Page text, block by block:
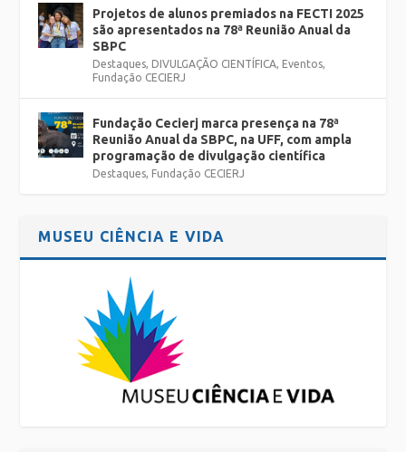
Projetos de alunos premiados na FECTI 2025
são apresentados na 78ª Reunião Anual da
SBPC
Destaques, DIVULGAÇÃO CIENTÍFICA, Eventos,
Fundação CECIERJ
Fundação Cecierj marca presença na 78ª
Reunião Anual da SBPC, na UFF, com ampla
programação de divulgação científica
Destaques, Fundação CECIERJ
MUSEU CIÊNCIA E VIDA